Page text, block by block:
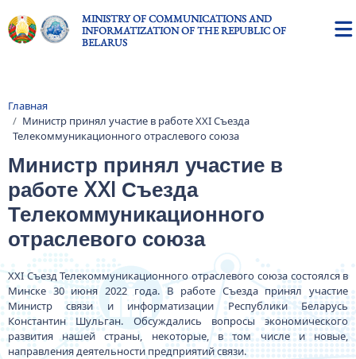
MINISTRY OF COMMUNICATIONS AND
INFORMATIZATION OF THE REPUBLIC OF
BELARUS
Breadcrumb
Главная
Министр принял участие в работе XXI Съезда
Телекоммуникационного отраслевого союза
Министр принял участие в
работе XXI Съезда
Телекоммуникационного
отраслевого союза
XXI Съезд Телекоммуникационного отраслевого союза состоялся в
Минске 30 июня 2022 года. В работе Съезда принял участие
Министр связи и информатизации Республики Беларусь
Константин Шульган. Обсуждались вопросы экономического
развития нашей страны, некоторые, в том числе и новые,
направления деятельности предприятий связи.